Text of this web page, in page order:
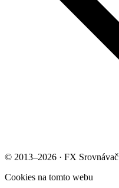
© 2013–2026 · FX Srovnávač
Cookies na tomto webu